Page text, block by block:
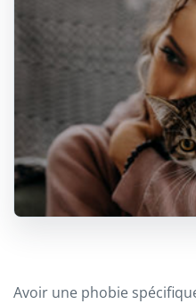
Avoir une phobie